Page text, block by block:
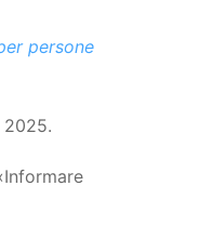
persone
2025.